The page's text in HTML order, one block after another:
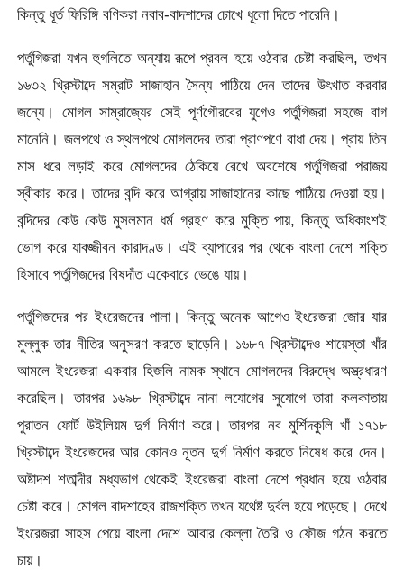
কিন্তু ধূর্ত ফিরিঙ্গি বণিকরা নবাব-বাদশাদের চোখে ধূলো দিতে পারেনি।
পর্তুগিজরা যখন হুগলিতে অন্যায় রূপে প্রবল হয়ে ওঠবার চেষ্টা করছিল, তখন
১৬৩২ খ্রিস্টাব্দে সম্রাট সাজাহান সৈন্য পাঠিয়ে দেন তাদের উৎখাত করবার
জন্যে। মোগল সাম্রাজ্যের সেই পূর্ণগৌরবের যুগেও পর্তুগিজরা সহজে বাগ
মানেনি। জলপথে ও স্থলপথে মোগলদের তারা প্রাণপণে বাধা দেয়। প্রায় তিন
মাস ধরে লড়াই করে মোগলদের ঠেকিয়ে রেখে অবশেষে পর্তুগিজরা পরাজয়
স্বীকার করে। তাদের বন্দি করে আগ্রায় সাজাহানের কাছে পাঠিয়ে দেওয়া হয়।
বন্দিদের কেউ কেউ মুসলমান ধর্ম গ্রহণ করে মুক্তি পায়, কিন্তু অধিকাংশই
ভোগ করে যাবজ্জীবন কারাদণ্ড। এই ব্যাপারের পর থেকে বাংলা দেশে শক্তি
হিসাবে পর্তুগিজদের বিষদাঁত একেবারে ভেঙে যায়।
পর্তুগিজদের পর ইংরেজদের পালা। কিন্তু অনেক আগেও ইংরেজরা জোর যার
মুল্লুক তার নীতির অনুসরণ করতে ছাড়েনি। ১৬৮৭ খ্রিস্টাব্দেও শায়েস্তা খাঁর
আমলে ইংরেজরা একবার হিজলি নামক স্থানে মোগলদের বিরুদ্ধে অস্ত্রধারণ
করেছিল। তারপর ১৬৯৮ খ্রিস্টাব্দে নানা লযোগের সুযোগে তারা কলকাতায়
পুরাতন ফোর্ট উইলিয়ম দুর্গ নির্মাণ করে। তারপর নব মুর্শিদকুলি খাঁ ১৭১৮
খ্রিস্টাব্দে ইংরেজদের আর কোনও নূতন দুর্গ নির্মাণ করতে নিষেধ করে দেন।
অষ্টাদশ শতাব্দীর মধ্যভাগ থেকেই ইংরেজরা বাংলা দেশে প্রধান হয়ে ওঠবার
চেষ্টা করে। মোগল বাদশাহেব রাজশক্তি তখন যথেষ্ট দুর্বল হয়ে পড়েছে। দেখে
ইংরেজরা সাহস পেয়ে বাংলা দেশে আবার কেল্লা তৈরি ও ফৌজ গঠন করতে
চায়।